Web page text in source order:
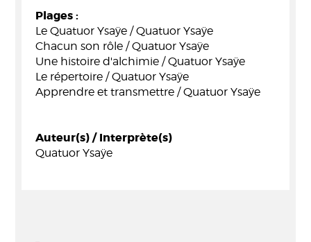
Plages :
Le Quatuor Ysaÿe / Quatuor Ysaÿe
Chacun son rôle / Quatuor Ysaÿe
Une histoire d'alchimie / Quatuor Ysaÿe
Le répertoire / Quatuor Ysaÿe
Apprendre et transmettre / Quatuor Ysaÿe
Auteur(s) / Interprète(s)
Quatuor Ysaÿe